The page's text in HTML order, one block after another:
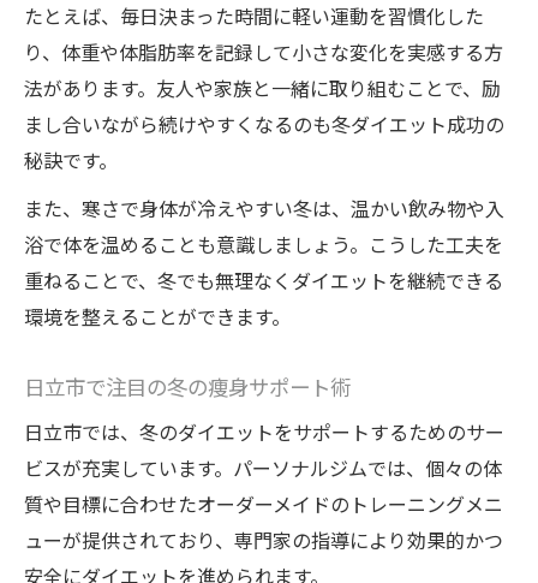
たとえば、毎日決まった時間に軽い運動を習慣化した
り、体重や体脂肪率を記録して小さな変化を実感する方
法があります。友人や家族と一緒に取り組むことで、励
まし合いながら続けやすくなるのも冬ダイエット成功の
秘訣です。
また、寒さで身体が冷えやすい冬は、温かい飲み物や入
浴で体を温めることも意識しましょう。こうした工夫を
重ねることで、冬でも無理なくダイエットを継続できる
環境を整えることができます。
日立市で注目の冬の痩身サポート術
日立市では、冬のダイエットをサポートするためのサー
ビスが充実しています。パーソナルジムでは、個々の体
質や目標に合わせたオーダーメイドのトレーニングメニ
ューが提供されており、専門家の指導により効果的かつ
安全にダイエットを進められます。